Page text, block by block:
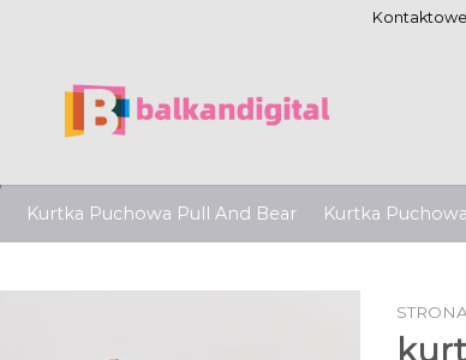
Kontaktowe
Kurtka Puchowa Pull And Bear Kurtka